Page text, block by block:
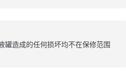
罐造成的任何损坏均不在保修范围